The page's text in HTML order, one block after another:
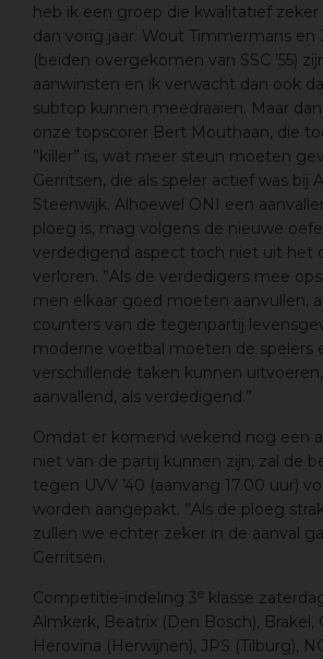
heb ik een groep die kwalitatief
dan vorig jaar. Wout Timmermans en
(beiden overgekomen van SSC ’55)
aanwinsten en ik verwacht dan ook
subtop kunnen meedraaien. Maar
onze topscorer Bert Mouthaan, die
”killer” is, wat meer steun moeten
Gerritsen, die als speler actief was bij
Steenwijk. Alhoewel ONI een
ploeg is, mag volgens de nieuwe
verdedigend aspect toch niet uit het
verloren. ”Als de verdedigers mee
men elkaar goed moeten aanvullen,
counters van de tegenpartij
moderne voetbal moeten de spelers
verschillende taken kunnen
aanvallend, als verdedigend.”
Omdat er komend wekend nog een
niet van de partij kunnen zijn, zal de
tegen UVV ’40 (aanvang 17.00 uur)
worden aangepakt. ”Als de ploeg
zullen we echter zeker in de aanval
Gerritsen.
Competitie-indeling 3e klasse
Almkerk, Beatrix (Den Bosch), Brakel,
Herovina (Herwijnen), JPS (Tilburg),